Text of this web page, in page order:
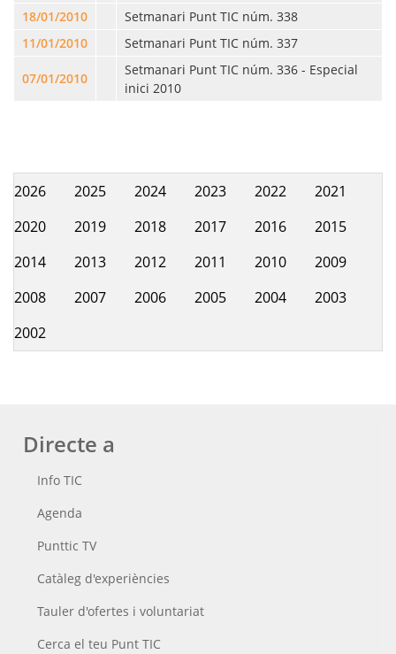
18/01/2010
Setmanari Punt TIC núm. 338
11/01/2010
Setmanari Punt TIC núm. 337
07/01/2010
Setmanari Punt TIC núm. 336 - Especial
inici 2010
Hemeroteca
2026 2025 2024 2023 2022
2021
2020
2019 2018 2017 2016
2015
2014
2013 2012 2011 2010
2009
2008
2007 2006 2005 2004
2003
2002
Directe a
Info TIC
Agenda
Punttic TV
Catàleg d'experiències
Tauler d'ofertes i voluntariat
Cerca el teu Punt TIC